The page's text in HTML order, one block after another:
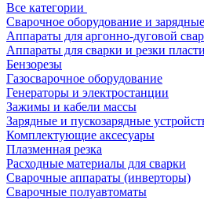
Все категории
Сварочное оборудование и
Аппараты для аргонно-дуговой
Аппараты для сварки и резки
Бензорезы
Газосварочное оборудование
Генераторы и электростанции
Зажимы и кабели массы
Зарядные и пускозарядные
Комплектующие аксесуары
Плазменная резка
Расходные материалы для сварки
Сварочные аппараты (инверторы)
Сварочные полуавтоматы